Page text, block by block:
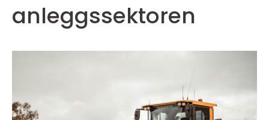
anleggssektoren